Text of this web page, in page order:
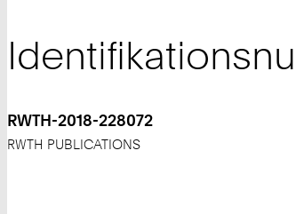
RWTH-2018-228072
RWTH PUBLICATIONS